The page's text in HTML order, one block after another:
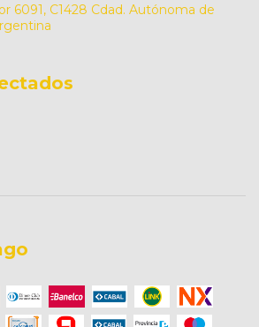
6091, C1428 Cdad. Autónoma de